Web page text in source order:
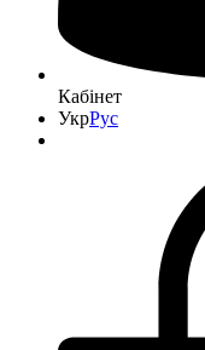
Кабінет
УкрРус